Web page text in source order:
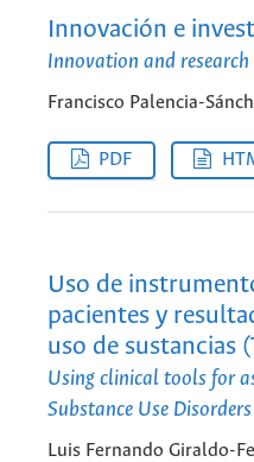
Innovación e
Innovation and
Francisco Palencia-
PDF
Uso de
pacientes y
uso de sustancias
Using clinical tools for
Substance Use Disorders
Luis Fernando Giraldo-